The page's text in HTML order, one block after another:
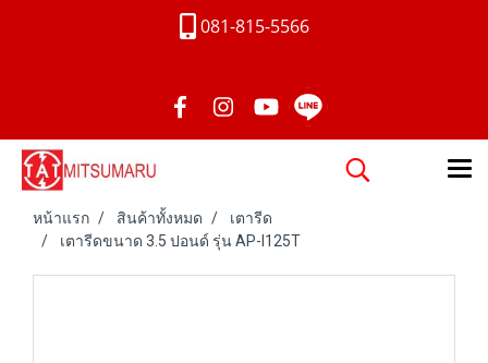
081-815-5566
หน้าแรก สินค้าทั้งหมด
เตารีด
เตารีดขนาด 3.5 ปอนด์ รุ่น AP-I125T